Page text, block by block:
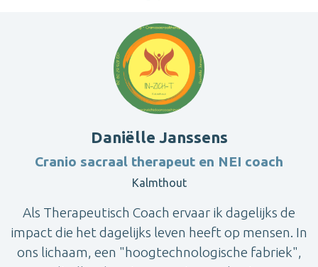
Daniëlle Janssens
Cranio sacraal therapeut en NEI coach
Kalmthout
Als Therapeutisch Coach ervaar ik dagelijks de
impact die het dagelijks leven heeft op mensen. In
ons lichaam, een "hoogtechnologische fabriek",